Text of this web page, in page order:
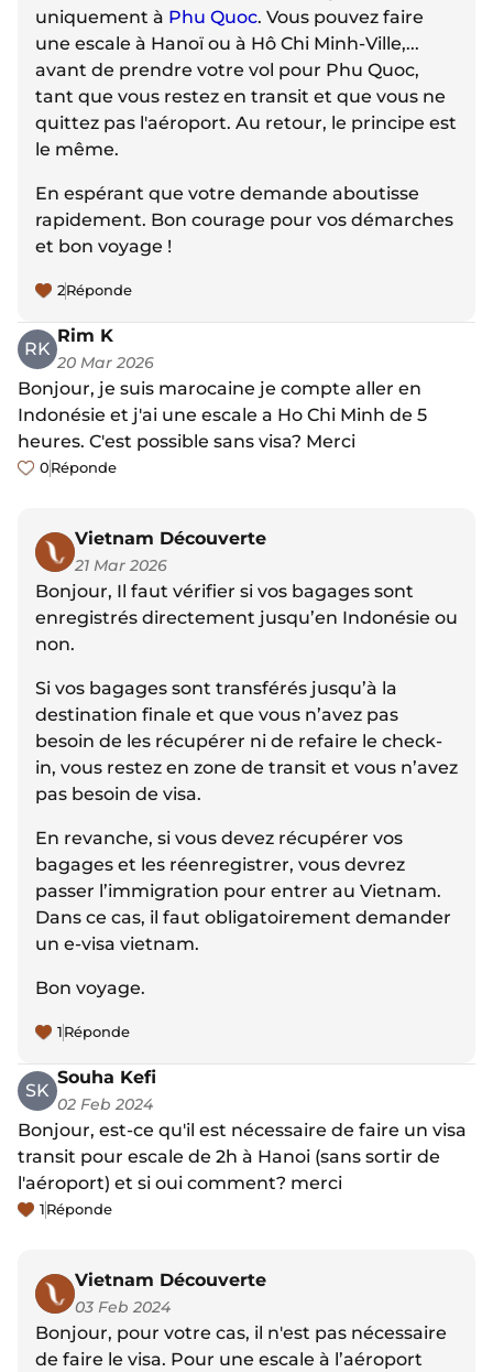
uniquement à Phu Quoc. Vous pouvez faire
une escale à Hanoï ou à Hô Chi Minh-Ville,...
avant de prendre votre vol pour Phu Quoc,
tant que vous restez en transit et que vous ne
quittez pas l'aéroport. Au retour, le principe est
le même.
En espérant que votre demande aboutisse
rapidement. Bon courage pour vos démarches
et bon voyage !
2Réponde
RK
Rim K
20 Mar 2026
Bonjour, je suis marocaine je compte aller en
Indonésie et j'ai une escale a Ho Chi Minh de 5
heures. C'est possible sans visa? Merci
0 Réponde
Vietnam Découverte
21 Mar 2026
Bonjour, Il faut vérifier si vos bagages sont
enregistrés directement jusqu’en Indonésie ou
non.
Si vos bagages sont transférés jusqu’à la
destination finale et que vous n’avez pas
besoin de les récupérer ni de refaire le check-
in, vous restez en zone de transit et vous n’avez
pas besoin de visa.
En revanche, si vous devez récupérer vos
bagages et les réenregistrer, vous devrez
passer l’immigration pour entrer au Vietnam.
Dans ce cas, il faut obligatoirement demander
un e-visa vietnam.
Bon voyage.
1 Réponde
SK
Souha Kefi
02 Feb 2024
Bonjour, est-ce qu'il est nécessaire de faire un visa
transit pour escale de 2h à Hanoi (sans sortir de
l'aéroport) et si oui comment? merci
1 Réponde
Vietnam Découverte
03 Feb 2024
Bonjour, pour votre cas, il n'est pas nécessaire
de faire le visa. Pour une escale à l’aéroport